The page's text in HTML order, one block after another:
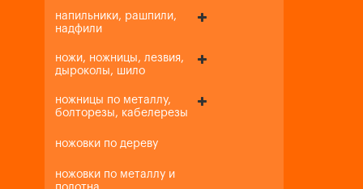
напильники, рашпили,
надфили
ножи, ножницы, лезвия,
дыроколы, шило
ножницы по металлу,
болторезы, кабелерезы
ножовки по дереву
ножовки по металлу и